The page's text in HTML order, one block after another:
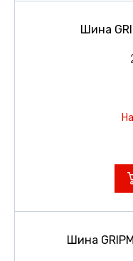
Шина
Шина